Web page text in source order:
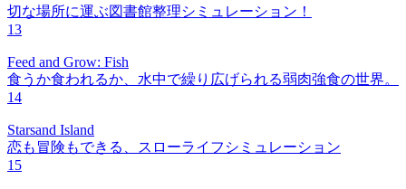
切な場所に運ぶ図書館整理シミュレーション！
13
Feed and Grow: Fish
食うか食われるか、水中で繰り広げられる弱肉強食の世界。
14
Starsand Island
恋も冒険もできる、スローライフシミュレーション
15